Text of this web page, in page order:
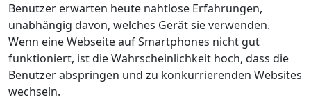
Benutzer erwarten heute nahtlose Erfahrungen,
unabhängig davon, welches Gerät sie verwenden.
Wenn eine Webseite auf Smartphones nicht gut
funktioniert, ist die Wahrscheinlichkeit hoch, dass die
Benutzer abspringen und zu konkurrierenden Websites
wechseln.